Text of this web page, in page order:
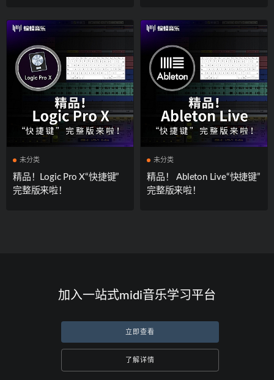
未分类
精品！Logic Pro X“快捷键”
完整版来啦！
未分类
精品！ Ableton Live“快捷键”
完整版来啦！
加入一站式midi音乐学习平台
立即查看
了解详情